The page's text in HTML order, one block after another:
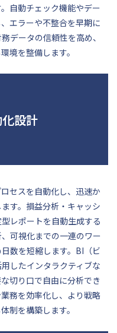
自動チェック機能やデー
エラーや不整合を早期に
データの信頼性を高め、
境を整備します。
設計
セスを自動化し、迅速か
す。損益分析・キャッシ
レポートを自動生成する
可視化までの一連のワー
数を短縮します。BI（ビ
したインタラクティブな
切り口で自由に分析でき
務を効率化し、より戦略
制を構築します。